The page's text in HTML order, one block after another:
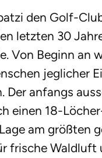
den Golf-
letzten 30
Von Beginn an
jeglicher
Der anfangs
einen 18-
am größten
frische Waldluft